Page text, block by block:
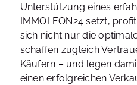
Unterstützung eines
IMMOLEON24 setzt,
sich nicht nur die
schaffen zugleich
Käufern – und legen
einen erfolgreichen